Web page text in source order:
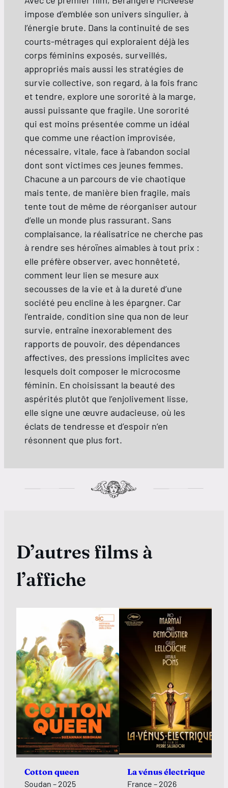
impose d’emblée son univers singulier, à
l’énergie brute. Dans la continuité de ses
courts-métrages qui exploraient déjà les
corps féminins exposés, surveillés,
appropriés mais aussi les stratégies de
survie collective, son regard, à la fois franc
et tendre, explore une sororité à la marge,
aussi puissante que fragile. Une sororité
qui est moins présentée comme un idéal
que comme une réaction improvisée,
nécessaire, vitale, face à l’abandon social
dont sont victimes ces jeunes femmes.
Chacune a un parcours de vie chaotique
mais tente, de manière bien fragile, mais
tente tout de même de réorganiser autour
d’elle un monde plus rassurant. Sans
complaisance, la réalisatrice ne cherche pas
à rendre ses héroïnes aimables à tout prix :
elle préfère observer, avec honnêteté,
comment leur lien se mesure aux
secousses de la vie et à la dureté d’une
société peu encline à les épargner. Car
l’entraide, condition sine qua non de leur
survie, entraîne inexorablement des
rapports de pouvoir, des dépendances
affectives, des pressions implicites avec
lesquels doit composer le microcosme
féminin. En choisissant la beauté des
aspérités plutôt que l’enjolivement lisse,
elle signe une œuvre audacieuse, où les
éclats de tendresse et d’espoir n’en
résonnent que plus fort.
D’autres films à
l’affiche
Cotton queen
Soudan – 2025
La vénus électrique
France – 2026